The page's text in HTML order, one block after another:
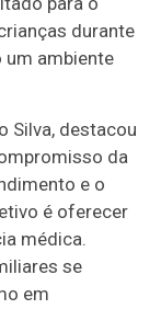
durante
um ambiente
Silva, destacou
da
e o
é oferecer
médica.
se
em